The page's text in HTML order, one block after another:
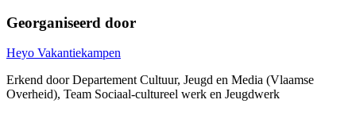
Georganiseerd door
Heyo Vakantiekampen
Erkend door Departement Cultuur, Jeugd en Media (Vlaamse
Overheid), Team Sociaal-cultureel werk en Jeugdwerk